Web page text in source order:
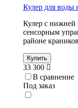
Кулер для воды
Кулер с нижней
сенсорным
районе
Купить
33 300
В сравнение
Под заказ